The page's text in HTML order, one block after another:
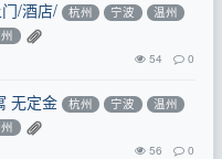
/酒店/ 杭州 宁波
温州
54 0
无定金 杭州 宁波
温州
56 0